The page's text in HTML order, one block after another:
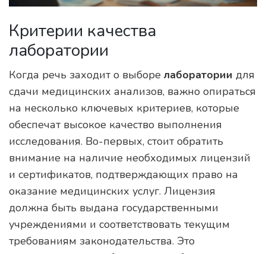
Критерии качества
лаборатории
Когда речь заходит о выборе лаборатории для
сдачи медицинских анализов, важно опираться
на несколько ключевых критериев, которые
обеспечат высокое качество выполнения
исследования. Во-первых, стоит обратить
внимание на наличие необходимых лицензий
и сертификатов, подтверждающих право на
оказание медицинских услуг. Лицензия
должна быть выдана государственными
учреждениями и соответствовать текущим
требованиям законодательства. Это